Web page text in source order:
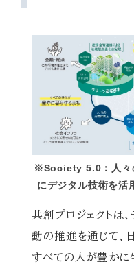
※Society 5.0：人々
にデジタル技術を活
共創プロジェクトは
動の推進を通じて
すべての人が豊かに